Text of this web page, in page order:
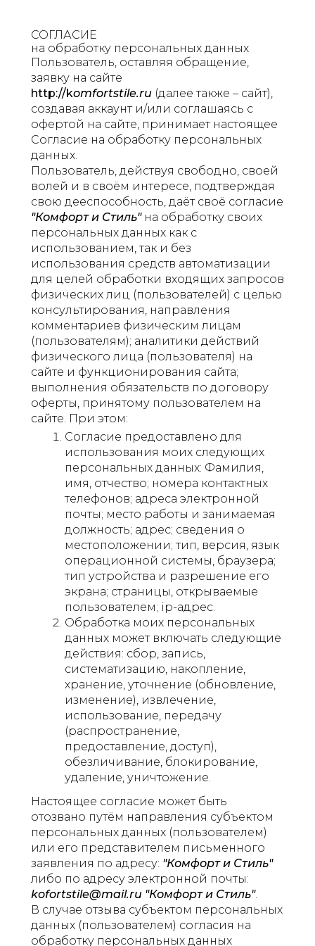
СОГЛАСИЕ
на обработку персональных данных
Пользователь, оставляя обращение,
заявку на сайте
http://komfortstile.ru (далее также – сайт),
создавая аккаунт и/или соглашаясь с
офертой на сайте, принимает настоящее
Согласие на обработку персональных
данных.
Пользователь, действуя свободно, своей
волей и в своём интересе, подтверждая
свою дееспособность, даёт своё согласие
"Комфорт и Стиль"на обработку своих
персональных данных как с
использованием, так и без
использования средств автоматизации
для целей обработки входящих запросов
физических лиц (пользователей) с целью
консультирования, направления
комментариев физическим лицам
(пользователям); аналитики действий
физического лица (пользователя) на
сайте и функционирования сайта;
выполнения обязательств по договору
оферты, принятому пользователем на
сайте. При этом:
Согласие предоставлено для
использования моих следующих
персональных данных: Фамилия,
имя, отчество; номера контактных
телефонов; адреса электронной
почты; место работы и занимаемая
должность; адрес; сведения о
местоположении; тип, версия, язык
операционной системы, браузера;
тип устройства и разрешение его
экрана; страницы, открываемые
пользователем; ip-адрес.
Обработка моих персональных
данных может включать следующие
действия: сбор, запись,
систематизацию, накопление,
хранение, уточнение (обновление,
изменение), извлечение,
использование, передачу
(распространение,
предоставление, доступ),
обезличивание, блокирование,
удаление, уничтожение.
Настоящее согласие может быть
отозвано путём направления субъектом
персональных данных (пользователем)
или его представителем письменного
заявления по адресу: "Комфорт и Стиль"
либо по адресу электронной почты:
kofortstile@mail.ru "Комфорт и Стиль".
В случае отзыва субъектом персональных
данных (пользователем) согласия на
обработку персональных данных